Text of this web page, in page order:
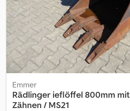
Emmer
Rädlinger ieflöffel 800mm mit
Zähnen / MS21